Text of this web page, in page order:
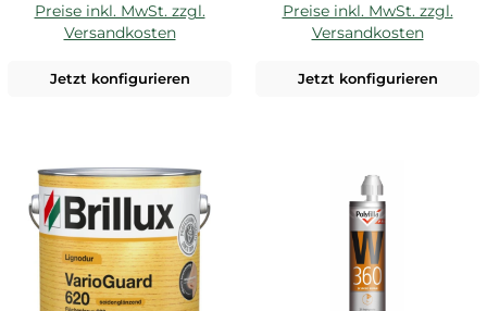
Preise inkl. MwSt. zzgl.
Versandkosten
Jetzt konfigurieren
Preise inkl. MwSt. zzgl.
Versandkosten
Jetzt konfigurieren